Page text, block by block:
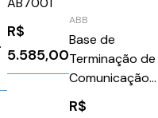
R$
5.585,00
ABB
Base de
Terminação de
Comunicação
ABB TP851
R$